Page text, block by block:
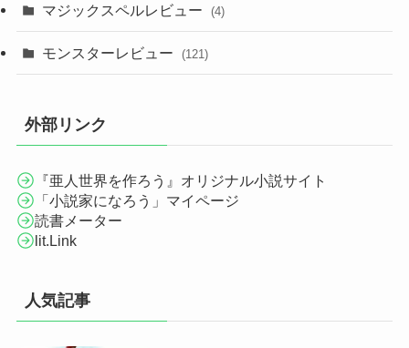
マジックスペルレビュー (4)
モンスターレビュー (121)
外部リンク
『亜人世界を作ろう』オリジナル小説サイト
「小説家になろう」マイページ
読書メーター
lit.Link
人気記事